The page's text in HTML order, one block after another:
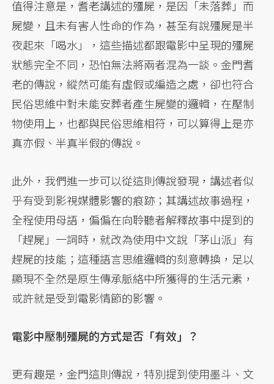
值得注意是，耆老講述的殭屍，是因「未落葬」而
屍變，且未有害人性命的作為，甚至有說殭屍是半
夜起來「喝水」，這些描述都跟電影中呈現的殭屍
狀態完全不同，恐怕無法將兩者混為一談。金門耆
老的傳說，縱然可能有虛假或編造之處，卻也符合
民俗思維中對未能安葬者產生屍變的邏輯，在壓制
物使用上，也都與民俗思維相符，可以算得上是亦
真亦假、半真半假的傳說。
此外，我們進一步可以從這則傳說發現，講述者似
乎有受到影視媒體影響的痕跡；其講述故事過程，
全程使用母語，偏偏在向聆聽者解釋故事中提到的
「趕屍」一詞時，就改為使用中文說「茅山派」有
趕屍的技能；這種語言思維邏輯的刻意轉換，足以
顯現不全然是原生傳承脈絡中所獲得的生活元素，
或許就是受到電影情節的影響。
電影中壓制殭屍的方式是否「有效」？
更有趣是，金門這則傳說，特別提到使用墨斗、文